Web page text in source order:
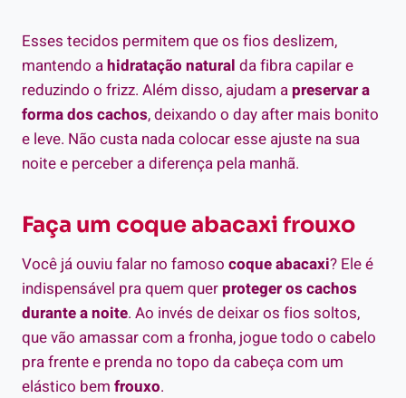
Esses tecidos permitem que os fios deslizem,
mantendo ahidratação natural da fibra capilar e
reduzindo o frizz. Além disso, ajudam apreservar a
forma dos cachos, deixando o day after mais bonito
e leve. Não custa nada colocar esse ajuste na sua
noite e perceber a diferença pela manhã.
Faça um coque abacaxi frouxo
Você já ouviu falar no famoso coque abacaxi? Ele é
indispensável pra quem querproteger os cachos
durante a noite. Ao invés de deixar os fios soltos,
que vão amassar com a fronha, jogue todo o cabelo
pra frente e prenda no topo da cabeça com um
elástico bem frouxo.